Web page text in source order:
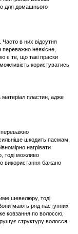
для домашнього
в них відсутня
неякісне,
є те, що такі праски
користуватись
матеріал пластин, адже
переважно
шкодить пасмам,
нагрівати
тоді можливо
використання бажано
шевелюру, тоді
мають ряд наступних
ковзання по волоссю,
структуру волосся.